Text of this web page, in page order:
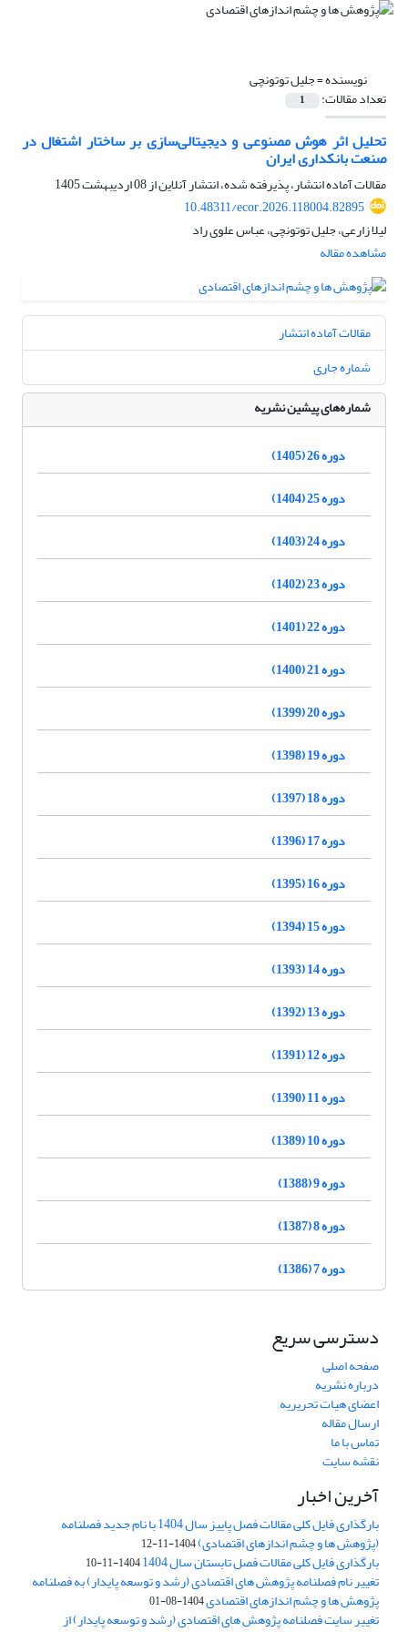
نویسنده =جلیل توتونچی
تعداد مقالات: 1
تحلیل اثر هوش مصنوعی و دیجیتالی‌سازی بر ساختار اشتغال در
صنعت بانکداری ایران
مقالات آماده انتشار، پذیرفته شده، انتشار آنلاین از08 اردیبهشت 1405
10.48311/ecor.2026.118004.82895
لیلا زارعی، جلیل توتونچی، عباس علوی راد
مشاهده مقاله
مقالات آماده انتشار
شماره جاری
شماره‌های پیشین نشریه
دوره 26 (1405)
دوره 25 (1404)
دوره 24 (1403)
دوره 23 (1402)
دوره 22 (1401)
دوره 21 (1400)
دوره 20 (1399)
دوره 19 (1398)
دوره 18 (1397)
دوره 17 (1396)
دوره 16 (1395)
دوره 15 (1394)
دوره 14 (1393)
دوره 13 (1392)
دوره 12 (1391)
دوره 11 (1390)
دوره 10 (1389)
دوره 9 (1388)
دوره 8 (1387)
دوره 7 (1386)
دسترسی سریع
صفحه اصلی
درباره نشریه
اعضای هیات تحریریه
ارسال مقاله
تماس با ما
نقشه سایت
آخرین اخبار
بارگذاری فایل کلی مقالات فصل پاییز سال 1404 با نام جدید فصلنامه
(پژوهش ها و چشم اندازهای اقتصادی)1404-11-12
بارگذاری فایل کلی مقالات فصل تابستان سال 1404 1404-11-10
تغییر نام فصلنامه پژوهش های اقتصادی (رشد و توسعه پایدار) به فصلنامه
پژوهش ها و چشم اندازهای اقتصادی1404-08-01
تغییر سایت فصلنامه پژوهش های اقتصادی (رشد و توسعه پایدار) از